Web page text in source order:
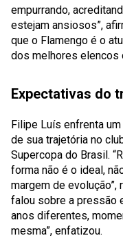
empurrando,
estejam ansiosos”,
que o Flamengo é o
dos melhores elencos
Expectativas do
Filipe Luís enfrenta
de sua trajetória no
Supercopa do Brasil.
forma não é o ideal,
margem de
falou sobre a pressão
anos diferentes,
mesma”, enfatizou.